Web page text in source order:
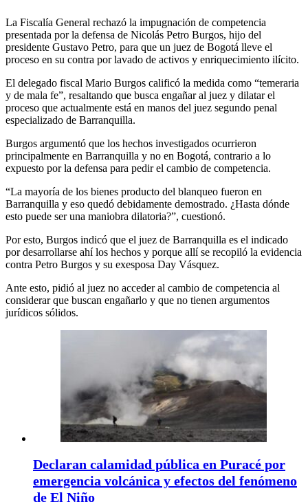
La Fiscalía General rechazó la impugnación de competencia
presentada por la defensa de Nicolás Petro Burgos, hijo del
presidente Gustavo Petro, para que un juez de Bogotá lleve el
proceso en su contra por lavado de activos y enriquecimiento ilícito.
El delegado fiscal Mario Burgos calificó la medida como “temeraria
y de mala fe”, resaltando que busca engañar al juez y dilatar el
proceso que actualmente está en manos del juez segundo penal
especializado de Barranquilla.
Burgos argumentó que los hechos investigados ocurrieron
principalmente en Barranquilla y no en Bogotá, contrario a lo
expuesto por la defensa para pedir el cambio de competencia.
“La mayoría de los bienes producto del blanqueo fueron en
Barranquilla y eso quedó debidamente demostrado. ¿Hasta dónde
esto puede ser una maniobra dilatoria?”, cuestionó.
Por esto, Burgos indicó que el juez de Barranquilla es el indicado
por desarrollarse ahí los hechos y porque allí se recopiló la evidencia
contra Petro Burgos y su exesposa Day Vásquez.
Ante esto, pidió al juez no acceder al cambio de competencia al
considerar que buscan engañarlo y que no tienen argumentos
jurídicos sólidos.
Declaran calamidad pública en Puracé por
emergencia volcánica y efectos del fenómeno
de El Niño